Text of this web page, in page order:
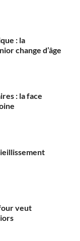
: la
change d’âge
: la face
veut